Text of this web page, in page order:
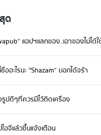
ข้ามถ้าคุณเข้านอนสายก็จะไม่มีการสร้าง
ร้างจะถล่มทันที ดูเหมือนโหดแต่แอพฯเค้า
ย่างมีประสิทธิภาพในทุกๆวัน โหลดแอพฯ
ช่แอพฟรีแต่คุณภาพดีเกินราคา โหลดตรง
ด
แอปฯแลกของ..เอาของไม่ได้
ออะไรนะ “Shazam” บอกได้จร้า
รูปดีๆที่ควรมีไว้ติดเครื่อง
อจีแล้วขึ้นแจ้งเตือน